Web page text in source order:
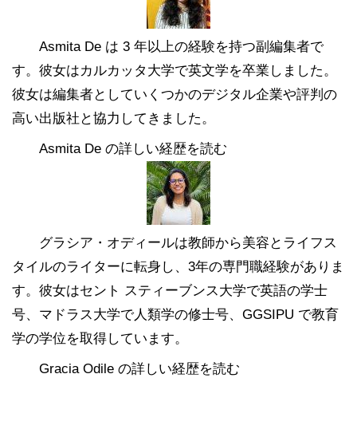
Asmita De は 3 年以上の経験を持つ副編集者で
す。彼女はカルカッタ大学で英文学を卒業しました。
彼女は編集者としていくつかのデジタル企業や評判の
高い出版社と協力してきました。
Asmita De の詳しい経歴を読む
グラシア・オディールは教師から美容とライフス
タイルのライターに転身し、3年の専門職経験がありま
す。彼女はセント スティーブンス大学で英語の学士
号、マドラス大学で人類学の修士号、GGSIPU で教育
学の学位を取得しています。
Gracia Odile の詳しい経歴を読む